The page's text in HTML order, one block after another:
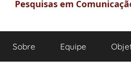
Memorial
do
em
comunicação
Sobre Equipe